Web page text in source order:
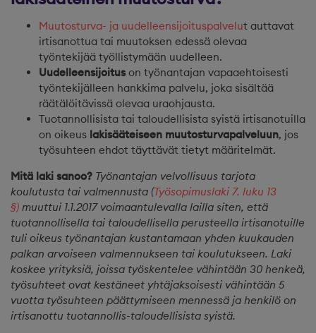
Muutosturva- ja uudelleensijoituspalvelut auttavat
irtisanottua tai muutoksen edessä olevaa
työntekijää työllistymään uudelleen.
Uudelleensijoituson työnantajan vapaaehtoisesti
työntekijälleen hankkima palvelu, joka sisältää
räätälöitävissä olevaa uraohjausta.
Tuotannollisista tai taloudellisista syistä irtisanotuilla
on oikeus lakisääteiseen muutosturvapalveluun, jos
työsuhteen ehdot täyttävät tietyt määritelmät.
Mitä laki sanoo? Työnantajan velvollisuus tarjota
koulutusta tai valmennusta (Työsopimuslaki 7. luku 13
§) muuttui 1.1.2017 voimaantulevalla lailla siten, että
tuotannollisella tai taloudellisella perusteella irtisanotuille
tuli oikeus työnantajan kustantamaan yhden kuukauden
palkan arvoiseen valmennukseen tai koulutukseen. Laki
koskee yrityksiä, joissa työskentelee vähintään 30 henkeä,
työsuhteet ovat kestäneet yhtäjaksoisesti vähintään 5
vuotta työsuhteen päättymiseen mennessä ja henkilö on
irtisanottu tuotannollis-taloudellisista syistä.